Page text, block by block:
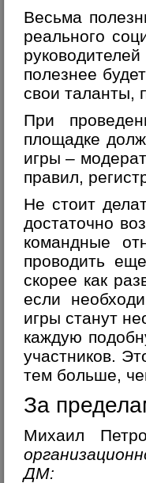
Весьма
реального
полезнее
свои таланты,
При
площадке
игры –
правил,
Не стоит
достаточно
командные
проводить
скорее как
если
игры станут
каждую
участников.
тем больше,
За
Михаил
ДМ: